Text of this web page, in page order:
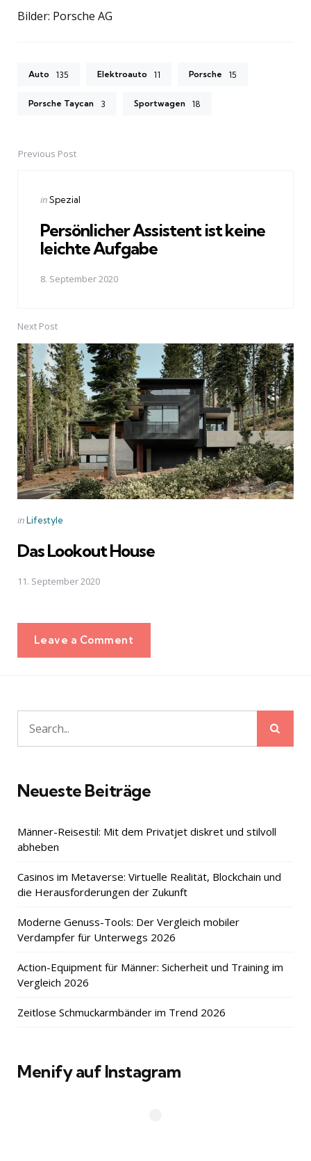
Bilder: Porsche AG
Auto 135 Elektroauto 11 Porsche 15
Porsche Taycan 3 Sportwagen 18
PostPrevious Post
Posted
inSpezial
Persönlicher Assistent ist keine
leichte Aufgabe
8. September 2020
Next Post
Posted
inLifestyle
Das Lookout House
11. September 2020
Leave a Comment
Search
for:
Neueste Beiträge
Männer-Reisestil: Mit dem Privatjet diskret und stilvoll
abheben
Casinos im Metaverse: Virtuelle Realität, Blockchain und
die Herausforderungen der Zukunft
Moderne Genuss-Tools: Der Vergleich mobiler
Verdampfer für Unterwegs 2026
Action-Equipment für Männer: Sicherheit und Training im
Vergleich 2026
Zeitlose Schmuckarmbänder im Trend 2026
Menify auf Instagram